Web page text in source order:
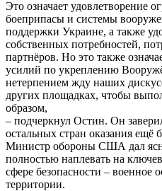
Это означает удовлетворение
боеприпасы и системы
поддержки Украине, а также
собственных потребностей,
партнёров. Но это также
усилий по укреплению
нетерпением жду наших
других площадках, чтобы
образом,
– подчеркнул Остин. Он
остальных стран оказания
Министр обороны США дал
полностью наплевать на
сфере безопасности –
территории.